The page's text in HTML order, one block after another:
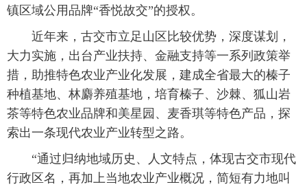
镇区域公用品牌“香悦故交”的授权。
近年来，古交市立足山区比较优势，深度谋划，
大力实施，出台产业扶持、金融支持等一系列政策举
措，助推特色农业产业化发展，建成全省最大的榛子
种植基地、林麝养殖基地，培育榛子、沙棘、狐山岩
茶等特色农业品牌和美星园、麦香琪等特色产品，探
索出一条现代农业产业转型之路。
“通过归纳地域历史、人文特点，体现古交市现代
行政区名，再加上当地农业产业概况，简短有力地叫